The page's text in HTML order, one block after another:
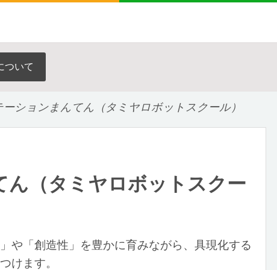
ついて
ションまんてん（タミヤロボットスクール）
（タミヤロボットスクー
や「創造性」を豊かに育みながら、具現化する
けます。